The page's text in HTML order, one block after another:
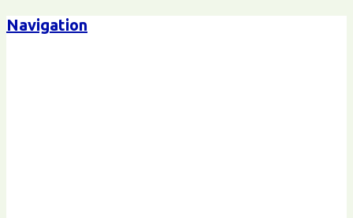
Navigation